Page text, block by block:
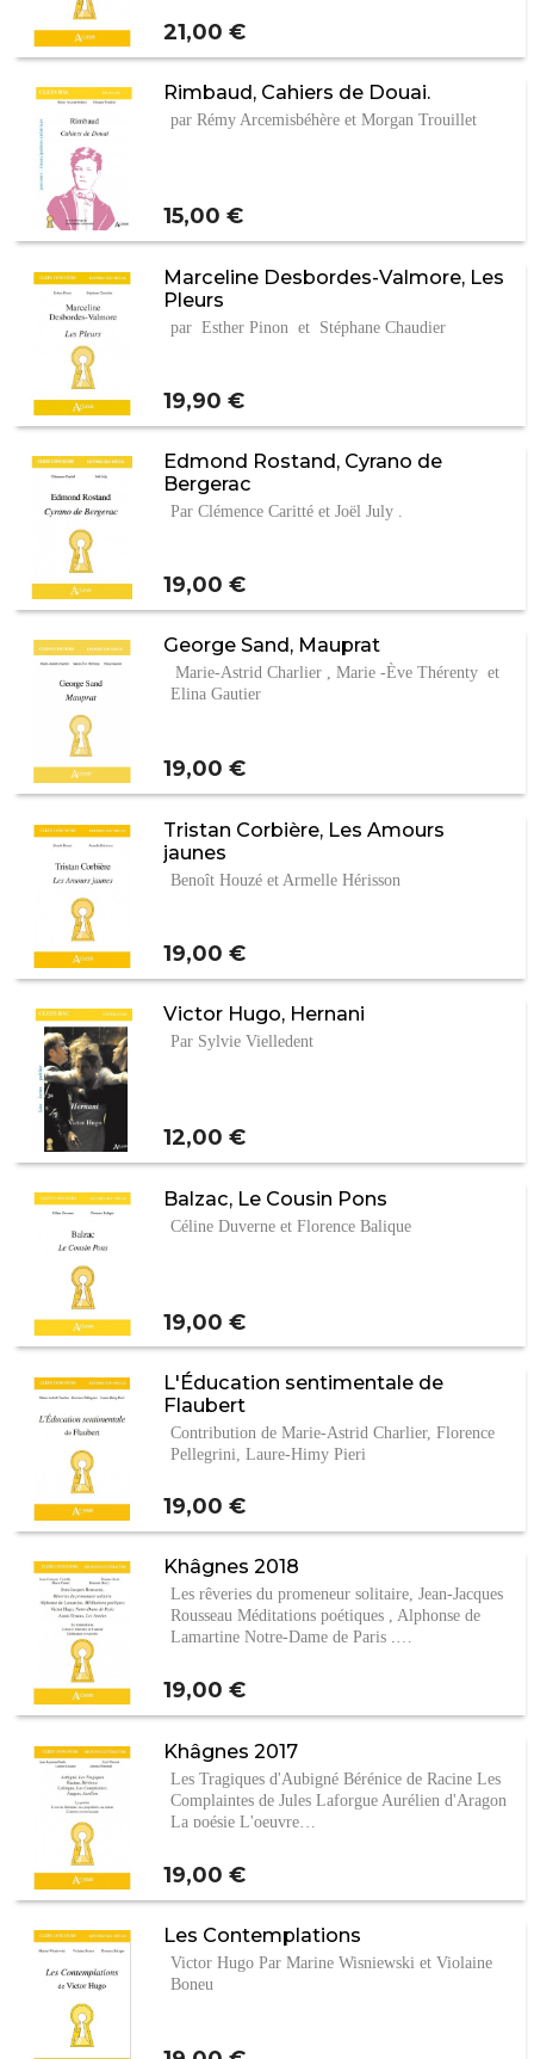
Prix
21,00 €
Rimbaud, Cahiers de Douai.
par Rémy Arcemisbéhère et Morgan Trouillet
Prix
15,00 €
Marceline Desbordes-Valmore, Les
Pleurs
par Esther Pinon et Stéphane Chaudier
Prix
19,90 €
Edmond Rostand, Cyrano de
Bergerac
Par Clémence Caritté et Joël July .
Prix
19,00 €
George Sand, Mauprat
Marie-Astrid Charlier , Marie -Ève Thérenty et
Elina Gautier
Prix
19,00 €
Tristan Corbière, Les Amours
jaunes
Benoît Houzé et Armelle Hérisson
Prix
19,00 €
Victor Hugo, Hernani
Par Sylvie Vielledent
Prix
12,00 €
Balzac, Le Cousin Pons
Céline Duverne et Florence Balique
Prix
19,00 €
L'Éducation sentimentale de
Flaubert
Contribution de Marie-Astrid Charlier, Florence
Pellegrini, Laure-Himy Pieri
Prix
19,00 €
Khâgnes 2018
Les rêveries du promeneur solitaire, Jean-Jacques
Rousseau Méditations poétiques , Alphonse de
Lamartine Notre-Dame de Paris ,…
Prix
19,00 €
Khâgnes 2017
Les Tragiques d'Aubigné Bérénice de Racine Les
Complaintes de Jules Laforgue Aurélien d'Aragon
La poésie L'oeuvre…
Prix
19,00 €
Les Contemplations
Victor Hugo Par Marine Wisniewski et Violaine
Boneu